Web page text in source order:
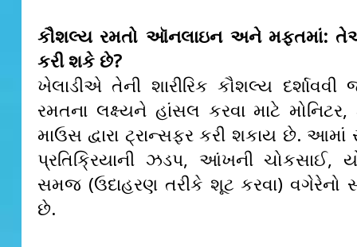
કૌશલ્ય રમતો ઑનલાઇન અને મફતમાં:
કરી શકે છે?
ખેલાડીએ તેની શારીરિક કૌશલ્ય
રમતના લક્ષ્યને હાંસલ કરવા માટે મોનિટર,
માઉસ દ્વારા ટ્રાન્સફર કરી શકાય છે. આમાં
પ્રતિક્રિયાની ઝડપ, આંખની ચોકસાઈ,
સમજ (ઉદાહરણ તરીકે શૂટ કરવા) વગેરેનો
છે.